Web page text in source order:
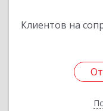
Клиентов на